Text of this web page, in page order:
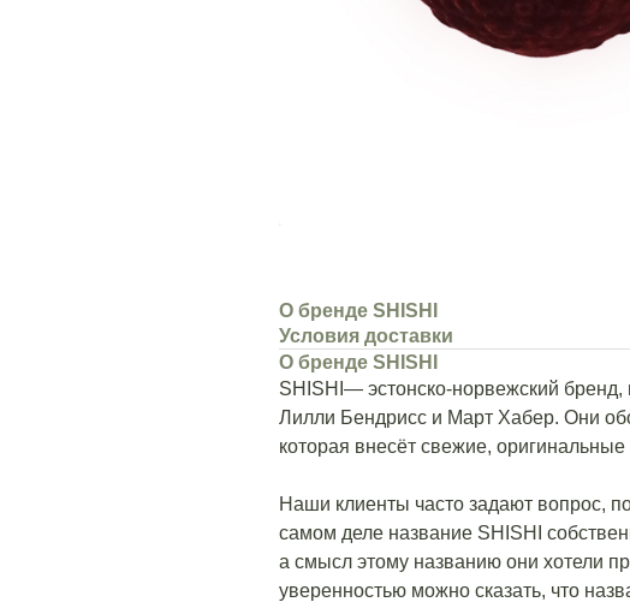
О бренде SHISHI
Условия доставки
О бренде SHISHI
SHISHI— эстонско-норвежский
Лилли Бендрисс и Март Хабер. Они
которая внесёт свежие,
Наши клиенты часто задают вопрос,
самом деле название SHISHI
а смысл этому названию они хотели
уверенностью можно сказать, что